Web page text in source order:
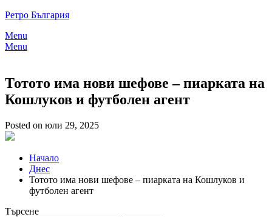
Skip
content
Ретро България
Menu
Menu
Тотото има нови шефове – пиарката на
Кошлуков и футболен агент
Posted on юли 29, 2025
Начало
Днес
Тотото има нови шефове – пиарката на Кошлуков и
футболен агент
Търсене